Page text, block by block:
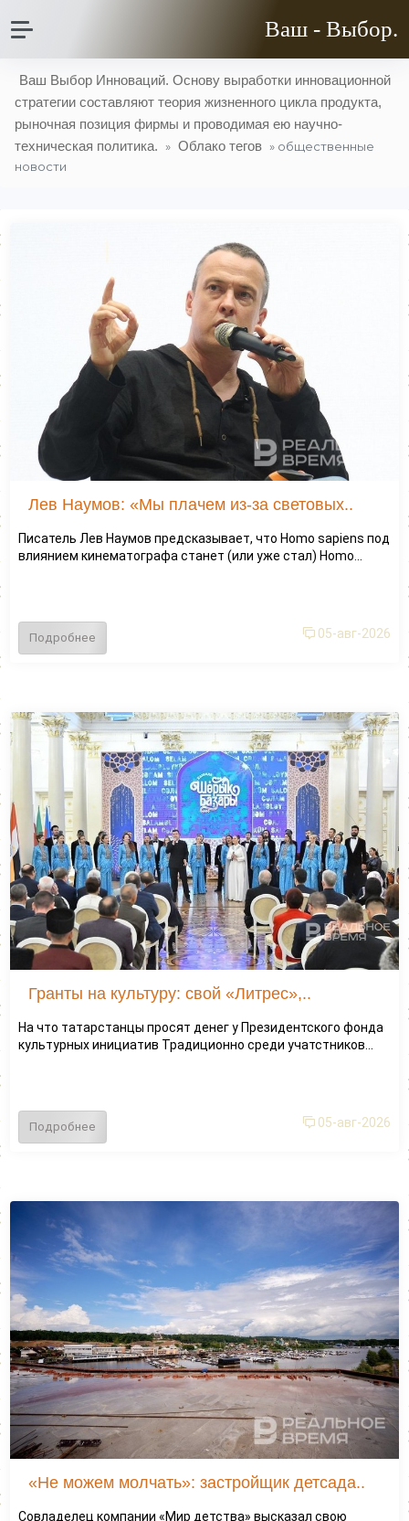
Ваш - Выбор.
Ваш Выбор Инноваций. Основу выработки инновационной
стратегии составляют теория жизненного цикла продукта,
рыночная позиция фирмы и проводимая ею научно-
техническая политика. » Облако тегов » общественные
новости
Лев Наумов: «Мы плачем из-за световых..
Писатель Лев Наумов предсказывает, что Homo sapiens под
влиянием кинематографа станет (или уже стал) Homo...
Подробнее 05-авг-2026
Гранты на культуру: свой «Литрес»,..
На что татарстанцы просят денег у Президентского фонда
культурных инициатив Традиционно среди учатстников...
Подробнее 05-авг-2026
«Не можем молчать»: застройщик детсада..
Совладелец компании «Мир детства» высказал свою